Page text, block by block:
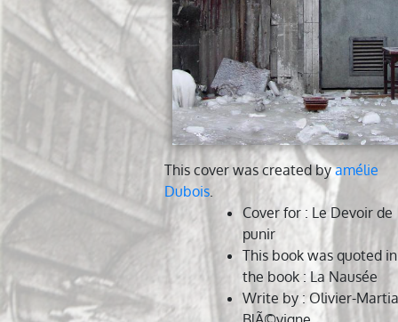
This cover was created byamélie
Dubois.
Cover for: Le Devoir de
punir
This book was quoted in
the book: La Nausée
Write by: Olivier-